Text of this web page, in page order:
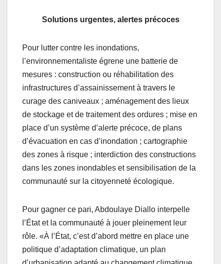
Solutions urgentes, alertes précoces
Pour lutter contre les inondations,
l’environnementaliste égrene une batterie de
mesures : construction ou réhabilitation des
infrastructures d’assainissement à travers le
curage des caniveaux ; aménagement des lieux
de stockage et de traitement des ordures ; mise en
place d’un système d’alerte précoce, de plans
d’évacuation en cas d’inondation ; cartographie
des zones à risque ; interdiction des constructions
dans les zones inondables et sensibilisation de la
communauté sur la citoyenneté écologique.
Pour gagner ce pari, Abdoulaye Diallo interpelle
l’État et la communauté à jouer pleinement leur
rôle. «À l’État, c’est d’abord mettre en place une
politique d’adaptation climatique, un plan